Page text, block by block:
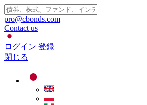
pro@cbonds.com
Contact us
ログイン 登録
閉じる